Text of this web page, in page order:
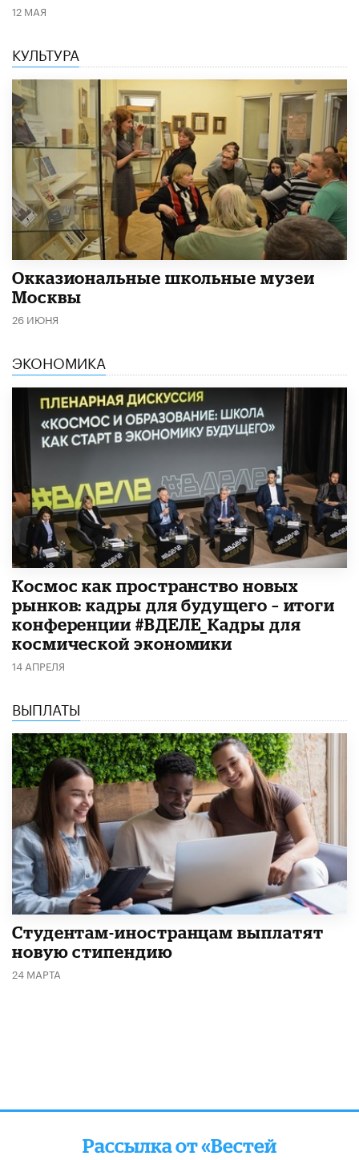
12 МАЯ
КУЛЬТУРА
​Окказиональные школьные музеи
Москвы
26 ИЮНЯ
ЭКОНОМИКА
Космос как пространство новых
рынков: кадры для будущего – итоги
конференции #ВДЕЛЕ_Кадры для
космической экономики
14 АПРЕЛЯ
ВЫПЛАТЫ
Студентам-иностранцам выплатят
новую стипендию
24 МАРТА
Рассылка от «Вестей